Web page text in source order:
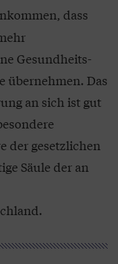
dass
Gesundheits-
übernehmen. Das
an sich ist gut
der gesetzlichen
Säule der an